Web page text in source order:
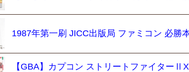
1987年第一刷 JICC出版局 ファミコン 必勝
【GBA】カプコン ストリートファイター